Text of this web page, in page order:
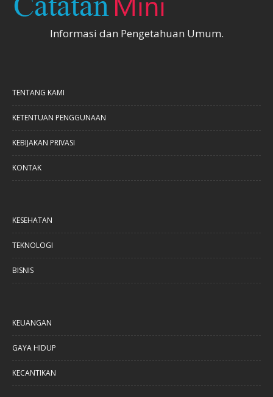
Informasi dan Pengetahuan Umum.
TENTANG KAMI
KETENTUAN PENGGUNAAN
KEBIJAKAN PRIVASI
KONTAK
KESEHATAN
TEKNOLOGI
BISNIS
KEUANGAN
GAYA HIDUP
KECANTIKAN